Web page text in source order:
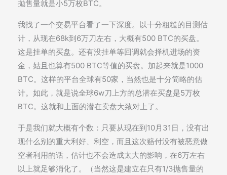
抛售量就是小5万枚BTC。
我找了一个交易平台看了一下深度。以十分粗糙的目测估
计，从现在68k到6万刀左右，大概有500 BTC的买盘。
这是挂单的买盘。还有没挂单等回调就会择机进场的资
金，姑且也算有500 BTC等值的买盘。加起来就是1000
BTC。这样的平台全球有50家，当然也是十分简略的估
计。如此，就是说全球6w刀上方的总潜在买盘是5万枚
BTC。这就和上面的潜在卖盘大致对上了。
于是我们就大概有个数：只要从现在到10月31日，没有出
现什么别的重大利好、利空，而且这次赔付没有被恶意做
空者利用的话，估计也不会造成太大的影响，在6万左右
以上就足够消化了。（当然这是建立在只有1/3抛售量的